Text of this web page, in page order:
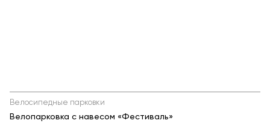
Велосипедные парковки
Велопарковка с навесом «Фестиваль»